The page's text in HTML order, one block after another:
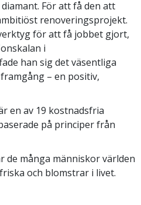
För att få den att
renoveringsprojekt.
för att få jobbet gjort,
i
han sig det väsentliga
– en positiv,
en av 19 kostnadsfria
på principer från
de många människor världen
och blomstrar i livet.